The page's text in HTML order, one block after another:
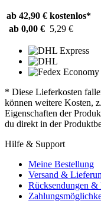
ab 42,90 € kostenlos*
ab 0,00 € 5,29 €
* Diese Lieferkosten
können weitere Kosten,
Eigenschaften der
du direkt in der
Hilfe & Support
Meine Bestellung
Versand &
Rücksendungen &